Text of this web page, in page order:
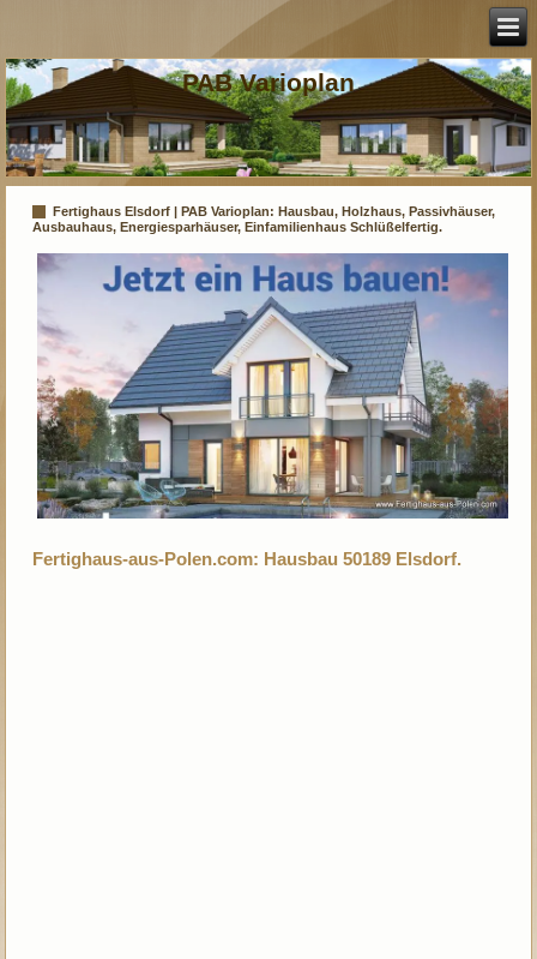
PAB Varioplan
Fertighaus Elsdorf | PAB Varioplan: Hausbau, Holzhaus, Passivhäuser,
Ausbauhaus, Energiesparhäuser, Einfamilienhaus Schlüßelfertig.
Fertighaus-aus-Polen.com: Hausbau 50189 Elsdorf.